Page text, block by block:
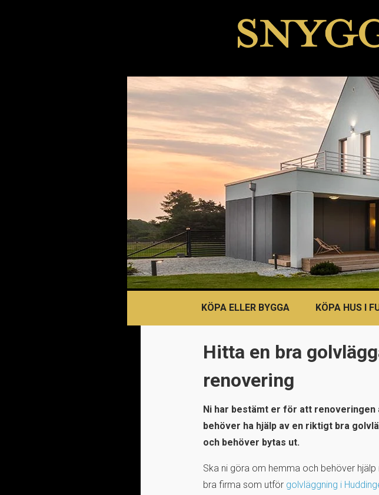
KÖPA ELLER BYGGA KÖPA HUS I
Hitta en bra
renovering
Ni har bestämt er för att renoveringen
behöver ha hjälp av en riktigt bra
och behöver bytas ut.
Ska ni göra om hemma och behöver
bra firma som utför golvläggning i